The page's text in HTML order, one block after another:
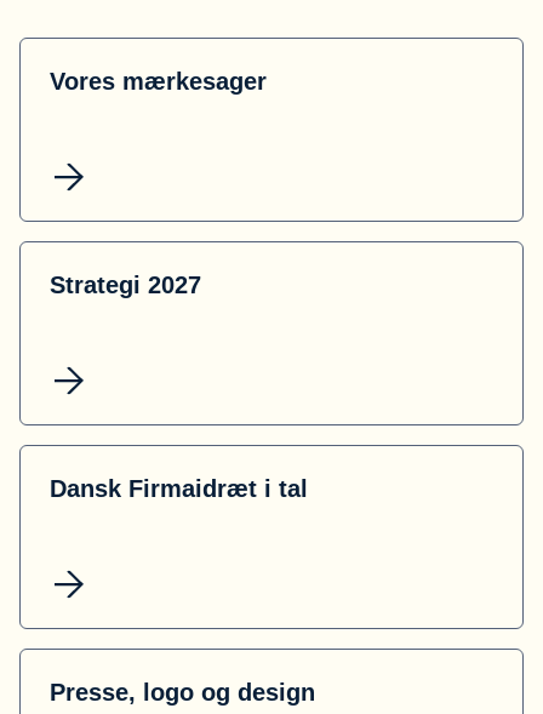
Vores mærkesager
Strategi 2027
Dansk Firmaidræt i tal
Presse, logo og design